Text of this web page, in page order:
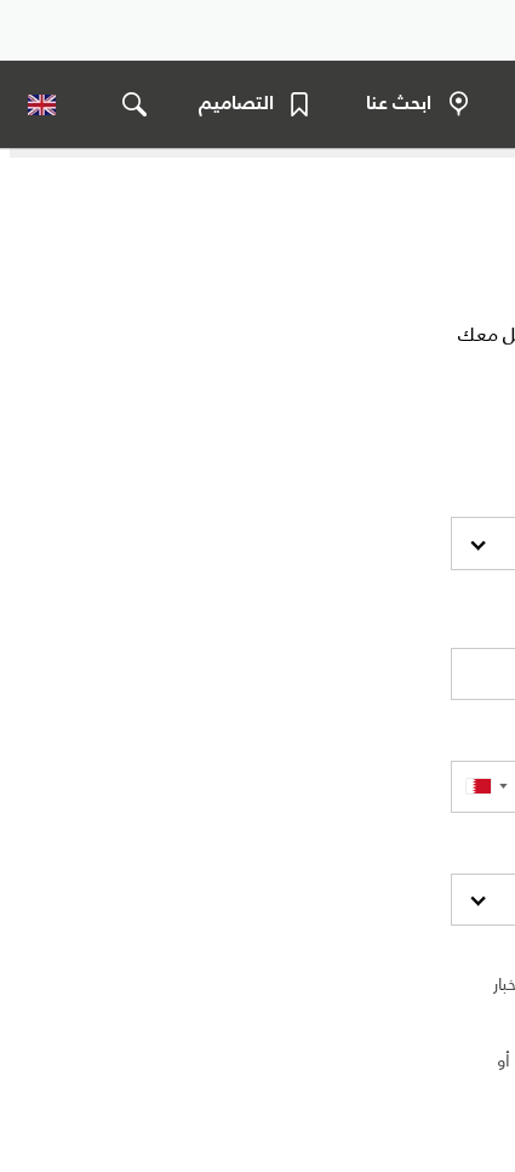
ابحث عنا التصاميم
معك
▼